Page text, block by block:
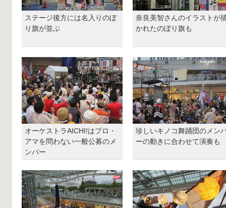
ステージ後方には名入りのぼ
り旗が並ぶ
奈良美智さんのイラストが
かれたのぼり旗も
オーケストラAICHI!はプロ・
アマを問わない一般公募のメ
ンバー
珍しいキノコ舞踊団のメン
ーの動きに合わせて演奏も